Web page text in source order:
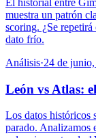
El historial entre
muestra un patrón
scoring. ¿Se
dato frío.
Análisis·24 de
León vs Atlas:
Los datos históricos
parado. Analizamos